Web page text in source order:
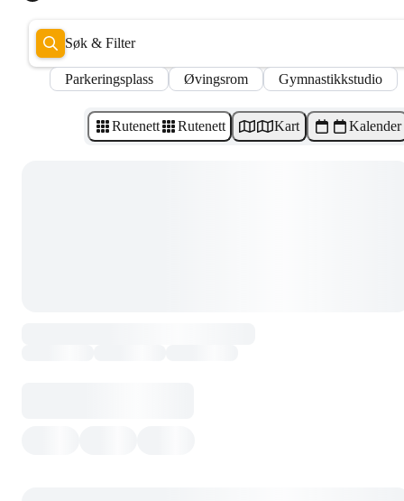
Søk & Filter
Parkeringsplass Øvingsrom Gymnastikkstudio
Rutenett Rutenett Kart Kalender